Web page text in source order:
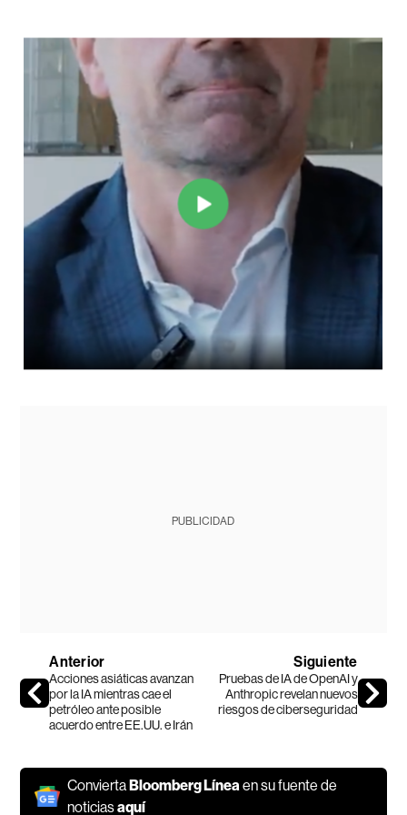
PUBLICIDAD
Anterior
Acciones asiáticas avanzan
por la IA mientras cae el
petróleo ante posible
acuerdo entre EE.UU. e Irán
Siguiente
Pruebas de IA de OpenAI y
Anthropic revelan nuevos
riesgos de ciberseguridad
ConviertaBloomberg Línea en su fuente de
noticiasaquí